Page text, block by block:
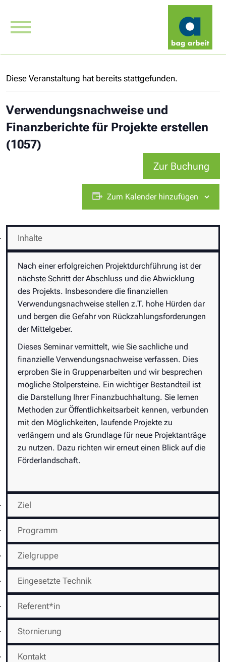
Diese Veranstaltung hat bereits stattgefunden.
Verwendungsnachweise und
Finanzberichte für Projekte erstellen
(1057)
Zur Buchung
Zum Kalender hinzufügen
Inhalte
Nach einer erfolgreichen Projektdurchführung ist der
nächste Schritt der Abschluss und die Abwicklung
des Projekts. Insbesondere die finanziellen
Verwendungsnachweise stellen z.T. hohe Hürden dar
und bergen die Gefahr von Rückzahlungsforderungen
der Mittelgeber.
Dieses Seminar vermittelt, wie Sie sachliche und
finanzielle Verwendungsnachweise verfassen. Dies
erproben Sie in Gruppenarbeiten und wir besprechen
mögliche Stolpersteine. Ein wichtiger Bestandteil ist
die Darstellung Ihrer Finanzbuchhaltung. Sie lernen
Methoden zur Öffentlichkeitsarbeit kennen, verbunden
mit den Möglichkeiten, laufende Projekte zu
verlängern und als Grundlage für neue Projektanträge
zu nutzen. Dazu richten wir erneut einen Blick auf die
Förderlandschaft.
Ziel
Programm
Zielgruppe
Eingesetzte Technik
Referent*in
Stornierung
Kontakt